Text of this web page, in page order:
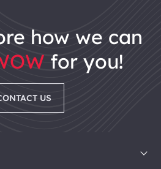
how we can
for you!
US